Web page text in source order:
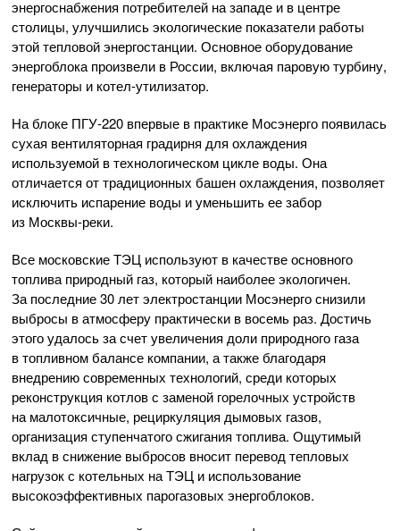
энергоснабжения потребителей на западе и в центре
столицы, улучшились экологические показатели работы
этой тепловой энергостанции. Основное оборудование
энергоблока произвели в России, включая паровую турбину,
генераторы и котел-утилизатор.
На блоке ПГУ-220 впервые в практике Мосэнерго появилась
сухая вентиляторная градирня для охлаждения
используемой в технологическом цикле воды. Она
отличается от традиционных башен охлаждения, позволяет
исключить испарение воды и уменьшить ее забор
из Москвы-реки.
Все московские ТЭЦ используют в качестве основного
топлива природный газ, который наиболее экологичен.
За последние 30 лет электростанции Мосэнерго снизили
выбросы в атмосферу практически в восемь раз. Достичь
этого удалось за счет увеличения доли природного газа
в топливном балансе компании, а также благодаря
внедрению современных технологий, среди которых
реконструкция котлов с заменой горелочных устройств
на малотоксичные, рециркуляция дымовых газов,
организация ступенчатого сжигания топлива. Ощутимый
вклад в снижение выбросов вносит перевод тепловых
нагрузок с котельных на ТЭЦ и использование
высокоэффективных парогазовых энергоблоков.